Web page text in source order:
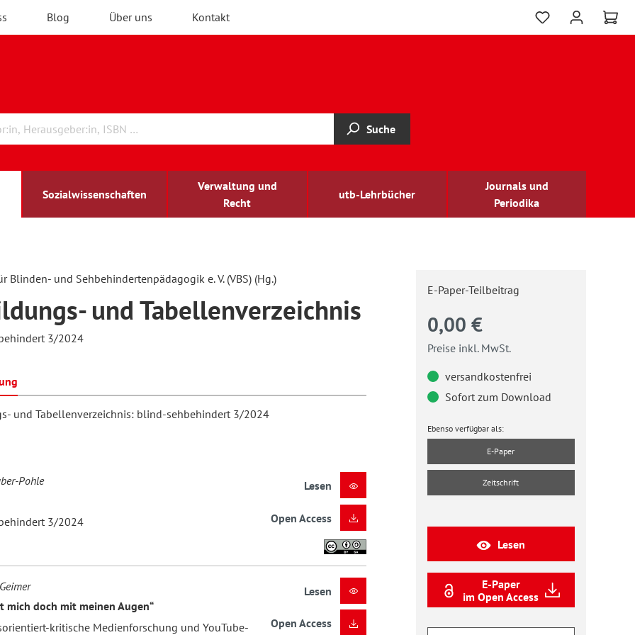
Blog Über uns Kontakt
Suche
Sozialwissenschaften
Verwaltung und
Recht
utb-Lehrbücher
Journals und
Periodika
BildungBildung
und Wissenschaft
und
forum
für
Blinden- und Sehbehindertenpädagogik e. V. (VBS) (Hg.)
und Tabellenverzeichnis
3/2024
und Tabellenverzeichnis: blind-sehbehindert 3/2024
Pohle
3/2024
Lesen
Open Access
mich doch mit meinen Augen“
kritische Medienforschung und YouTube-
Lesen
Open Access
E-Paper-Teilbeitrag
0,00 €
Preise inkl. MwSt.
versandkostenfrei
Sofort zum Download
Ebenso verfügbar als:
E-Paper
Zeitschrift
Lesen
E-Paper
im Open Access